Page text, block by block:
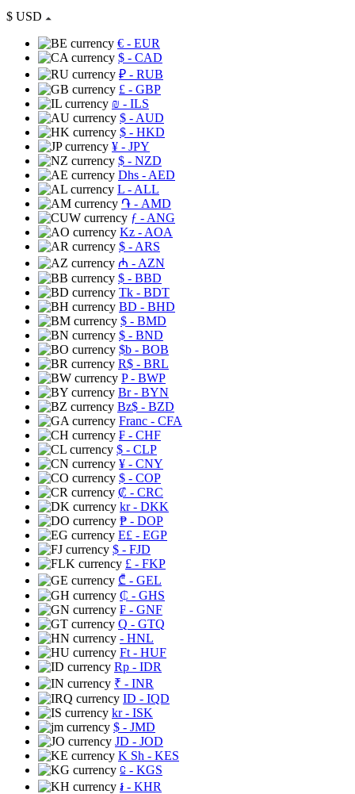
$ USD
€ - EUR
$ - CAD
₽ - RUB
£ - GBP
₪ - ILS
$ - AUD
$ - HKD
¥ - JPY
$ - NZD
Dhs - AED
L - ALL
֏ - AMD
ƒ - ANG
Kz - AOA
$ - ARS
₼ - AZN
$ - BBD
Tk - BDT
BD - BHD
$ - BMD
$ - BND
$b - BOB
R$ - BRL
P- BWP
Br- BYN
Bz$ - BZD
Franc - CFA
₣ - CHF
$ - CLP
¥ - CNY
$ - COP
₡ - CRC
kr- DKK
₱ - DOP
E£ - EGP
$ - FJD
£ - FKP
₾ - GEL
₵ - GHS
₣ - GNF
Q - GTQ
- HNL
Ft - HUF
Rp - IDR
₹ - INR
ID - IQD
kr- ISK
$ - JMD
JD - JOD
K Sh - KES
⃀ - KGS
៛ - KHR